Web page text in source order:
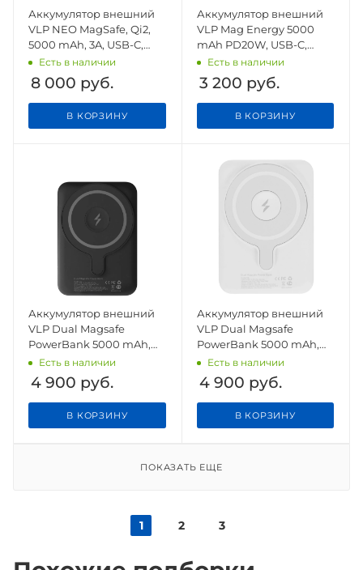
Аккумулятор внешний
VLP NEO MagSafe, Qi2,
5000 mAh, 3A, USB-C,
amber gray
Есть в наличии
8 000 руб.
В КОРЗИНУ
Аккумулятор внешний
VLP Mag Energy 5000
mAh PD20W, USB-C,
белый
Есть в наличии
3 200 руб.
В КОРЗИНУ
Аккумулятор внешний
VLP Dual Magsafe
PowerBank 5000 mAh,
3A, USB-C, черный
Есть в наличии
4 900 руб.
В КОРЗИНУ
Аккумулятор внешний
VLP Dual Magsafe
PowerBank 5000 mAh,
3A, USB-C, белый
Есть в наличии
4 900 руб.
В КОРЗИНУ
ПОКАЗАТЬ ЕЩЕ
1 2 3